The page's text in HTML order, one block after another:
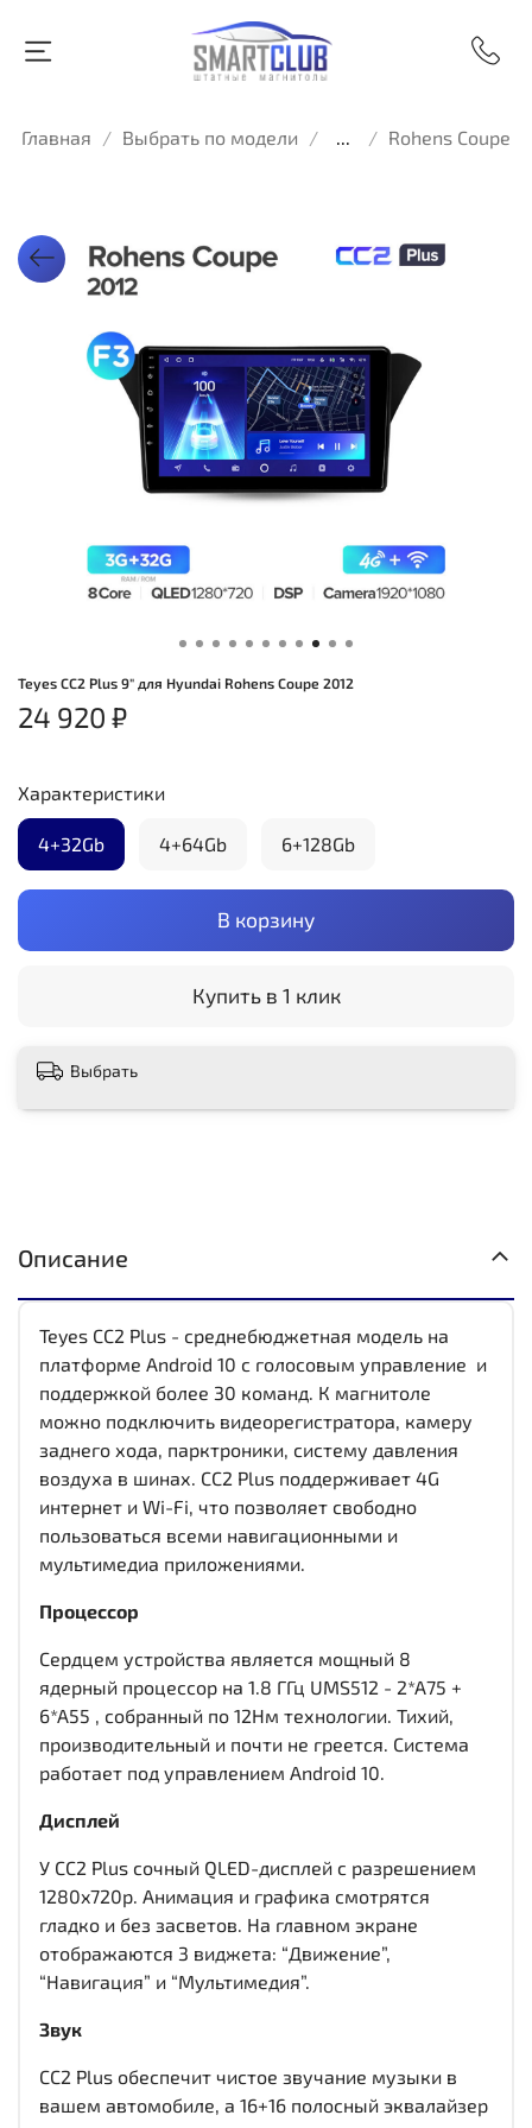
Главная Выбрать по модели ... Rohens Coupe
Teyes CC2 Plus 9" для Hyundai Rohens Coupe 2012
24 920 ₽
В корзину
Купить в 1 клик
Характеристики
4+32Gb 4+64Gb 6+128Gb
Выбрать
Описание
Teyes CC2 Plus - среднебюджетная модель на
платформе Android 10 с голосовым управление и
поддержкой более 30 команд. К магнитоле
можно подключить видеорегистратора, камеру
заднего хода, парктроники, систему давления
воздуха в шинах. CC2 Plus поддерживает 4G
интернет и Wi-Fi, что позволяет свободно
пользоваться всеми навигационными и
мультимедиа приложениями.
Процессор
Сердцем устройства является мощный 8
ядерный процессор на 1.8 ГГц UMS512 - 2*A75 +
6*A55 , собранный по 12Нм технологии. Тихий,
производительный и почти не греется. Система
работает под управлением Android 10.
Дисплей
У CC2 Plus сочный QLED-дисплей c разрешением
1280x720р. Анимация и графика смотрятся
гладко и без засветов. На главном экране
отображаются 3 виджета: “Движение”,
“Навигация” и “Мультимедия”.
Звук
CC2 Plus обеспечит чистое звучание музыки в
вашем автомобиле, а 16+16 полосный эквалайзер